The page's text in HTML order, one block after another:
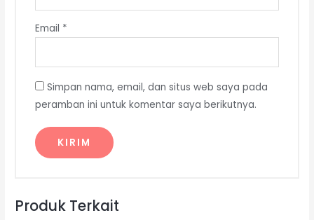
Email *
Simpan nama, email, dan situs web saya pada
peramban ini untuk komentar saya berikutnya.
Produk Terkait